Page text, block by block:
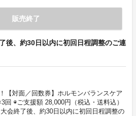
販売終了
後、約30日以内に初回日程調整のご連
【対面／回数券】ホルモンバランスケア
回 ◉ご支援額 28,000円（税込・送料込）
会終了後、約30日以内に初回日程調整の